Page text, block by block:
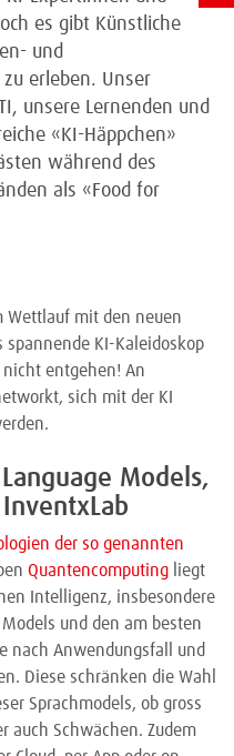
es gibt Künstliche
und
erleben. Unser
unsere Lernenden und
«KI-Häppchen»
während des
als «Food for
Wettlauf mit den neuen
spannende KI-Kaleidoskop
entgehen! An
sich mit der KI
Models,
der so genannten
Quantencomputing liegt
Intelligenz, insbesondere
und den am besten
nach Anwendungsfall und
Diese schränken die Wahl
Sprachmodels, ob gross
auch Schwächen. Zudem